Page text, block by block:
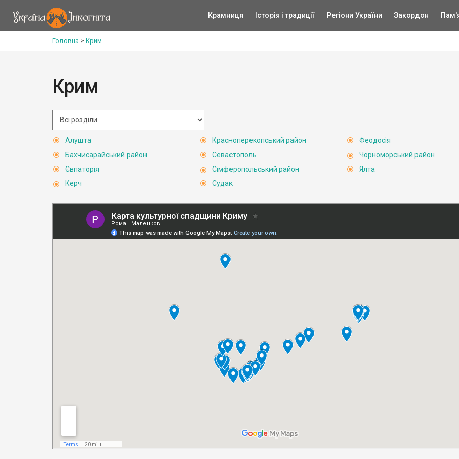
Крамниця Історія і традиції Регіони України Закордон
Головна > Крим
Крим
Алушта
Бахчисарайський район
Євпаторія
Керч
Красноперекопський район
Севастополь
Сімферопольський район
Судак
Феодосія
Чорноморський район
Ялта